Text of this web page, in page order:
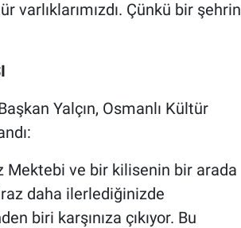
varlıklarımızdı. Çünkü bir şehrin
Yalçın, Osmanlı Kültür
Mektebi ve bir kilisenin bir arada
daha ilerlediğinizde
biri karşınıza çıkıyor. Bu